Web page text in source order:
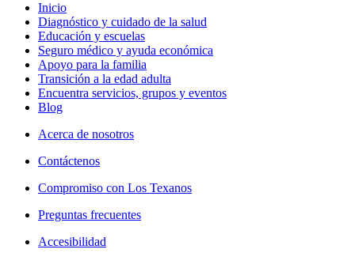
Inicio
Diagnóstico y cuidado de la salud
Educación y escuelas
Seguro médico y ayuda económica
Apoyo para la familia
Transición a la edad adulta
Encuentra servicios, grupos y eventos
Blog
Acerca de nosotros
Contáctenos
Compromiso con Los Texanos
Preguntas frecuentes
Accesibilidad